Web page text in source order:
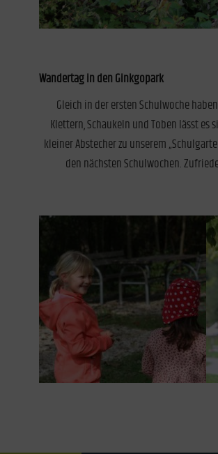
Wandertag in den Ginkgopark
Gleich in der ersten Schulwoche
Klettern, Schaukeln und Toben lässt
kleiner Abstecher zu unserem
den nächsten Schulwochen.